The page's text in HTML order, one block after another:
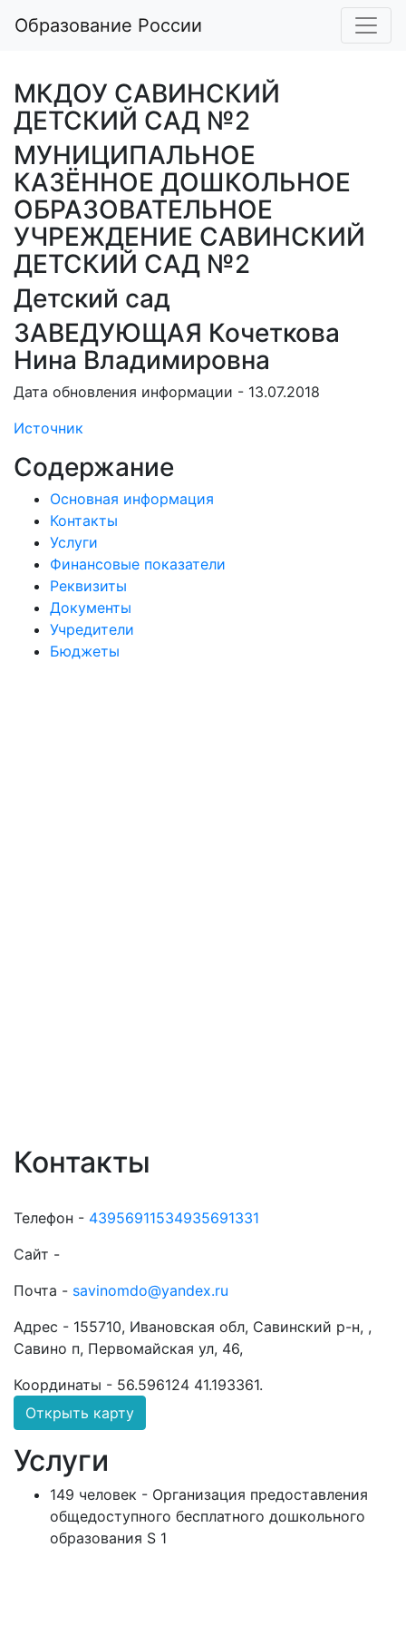
Образование России
МКДОУ САВИНСКИЙ
ДЕТСКИЙ САД №2
МУНИЦИПАЛЬНОЕ
КАЗЁННОЕ ДОШКОЛЬНОЕ
ОБРАЗОВАТЕЛЬНОЕ
УЧРЕЖДЕНИЕ САВИНСКИЙ
ДЕТСКИЙ САД №2
Детский сад
ЗАВЕДУЮЩАЯ Кочеткова
Нина Владимировна
Дата обновления информации - 13.07.2018
Источник
Содержание
Основная информация
Контакты
Услуги
Финансовые показатели
Реквизиты
Документы
Учредители
Бюджеты
Контакты
Телефон - 43956911534935691331
Сайт -
Почта - savinomdo@yandex.ru
Адрес - 155710, Ивановская обл, Савинский р-н, ,
Савино п, Первомайская ул, 46,
Координаты - 56.596124 41.193361.
Открыть карту
Услуги
149 человек - Организация предоставления
общедоступного бесплатного дошкольного
образования S 1